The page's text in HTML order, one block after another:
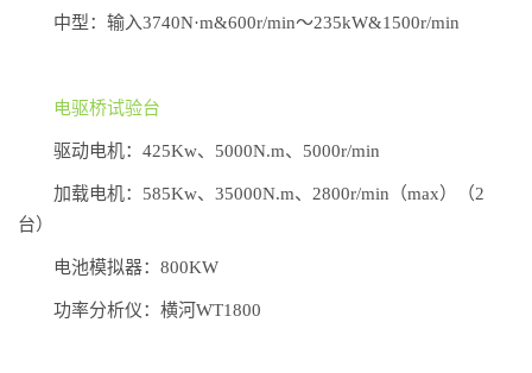
中型：输入3740N·m&600r/min～235kW&1500r/min
电驱桥试验台
驱动电机：425Kw、5000N.m、5000r/min
加载电机：585Kw、35000N.m、2800r/min（max）（2
台）
电池模拟器：800KW
功率分析仪：横河WT1800